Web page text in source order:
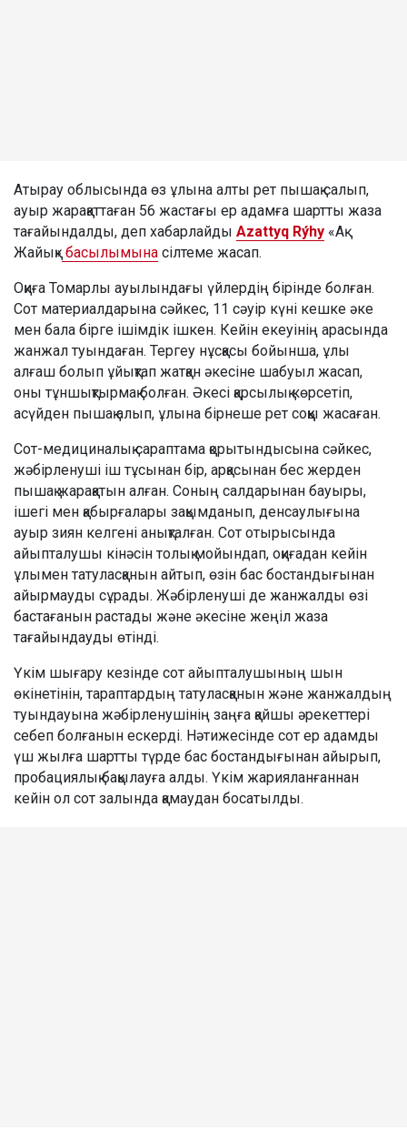
Атырау облысында өз ұлына алты рет пышақ салып,
ауыр жарақаттаған 56 жастағы ер адамға шартты жаза
тағайындалды, деп хабарлайды Azattyq Rýhy «Ақ
Жайық»басылымына сілтеме жасап.
Оқиға Томарлы ауылындағы үйлердің бірінде болған.
Сот материалдарына сәйкес, 11 сәуір күні кешке әке
мен бала бірге ішімдік ішкен. Кейін екеуінің арасында
жанжал туындаған. Тергеу нұсқасы бойынша, ұлы
алғаш болып ұйықтап жатқан әкесіне шабуыл жасап,
оны тұншықтырмақ болған. Әкесі қарсылық көрсетіп,
асүйден пышақ алып, ұлына бірнеше рет соққы жасаған.
Сот-медициналық сараптама қорытындысына сәйкес,
жәбірленуші іш тұсынан бір, арқасынан бес жерден
пышақ жарақатын алған. Соның салдарынан бауыры,
ішегі мен қабырғалары зақымданып, денсаулығына
ауыр зиян келгені анықталған. Сот отырысында
айыпталушы кінәсін толық мойындап, оқиғадан кейін
ұлымен татуласқанын айтып, өзін бас бостандығынан
айырмауды сұрады. Жәбірленуші де жанжалды өзі
бастағанын растады және әкесіне жеңіл жаза
тағайындауды өтінді.
Үкім шығару кезінде сот айыпталушының шын
өкінетінін, тараптардың татуласқанын және жанжалдың
туындауына жәбірленушінің заңға қайшы әрекеттері
себеп болғанын ескерді. Нәтижесінде сот ер адамды
үш жылға шартты түрде бас бостандығынан айырып,
пробациялық бақылауға алды. Үкім жарияланғаннан
кейін ол сот залында қамаудан босатылды.